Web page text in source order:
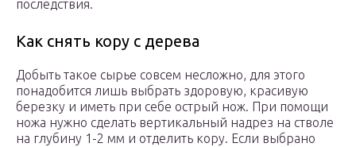
последствия.
Как снять кору с дерева
Добыть такое сырье совсем несложно, для этого
понадобится лишь выбрать здоровую, красивую
березку и иметь при себе острый нож. При помощи
ножа нужно сделать вертикальный надрез на стволе
на глубину 1-2 мм и отделить кору. Если выбрано